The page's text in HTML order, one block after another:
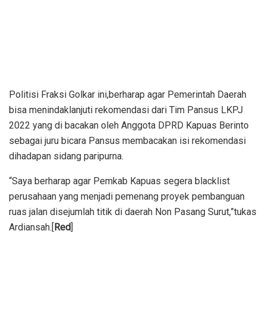
Politisi Fraksi Golkar ini,berharap agar Pemerintah Daerah
bisa menindaklanjuti rekomendasi dari Tim Pansus LKPJ
2022 yang di bacakan oleh Anggota DPRD Kapuas Berinto
sebagai juru bicara Pansus membacakan isi rekomendasi
dihadapan sidang paripurna.
“Saya berharap agar Pemkab Kapuas segera blacklist
perusahaan yang menjadi pemenang proyek pembanguan
ruas jalan disejumlah titik di daerah Non Pasang Surut,”tukas
Ardiansah.[Red]